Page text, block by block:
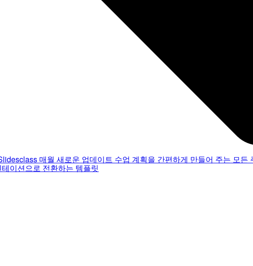
매월 새로운 업데이트 수업 계획을 간편하게 만들어 주는 모든
이션으로 전환하는 템플릿